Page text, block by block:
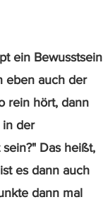
ein Bewusstsein
eben auch der
rein hört, dann
in der
Das heißt,
es dann auch
dann mal